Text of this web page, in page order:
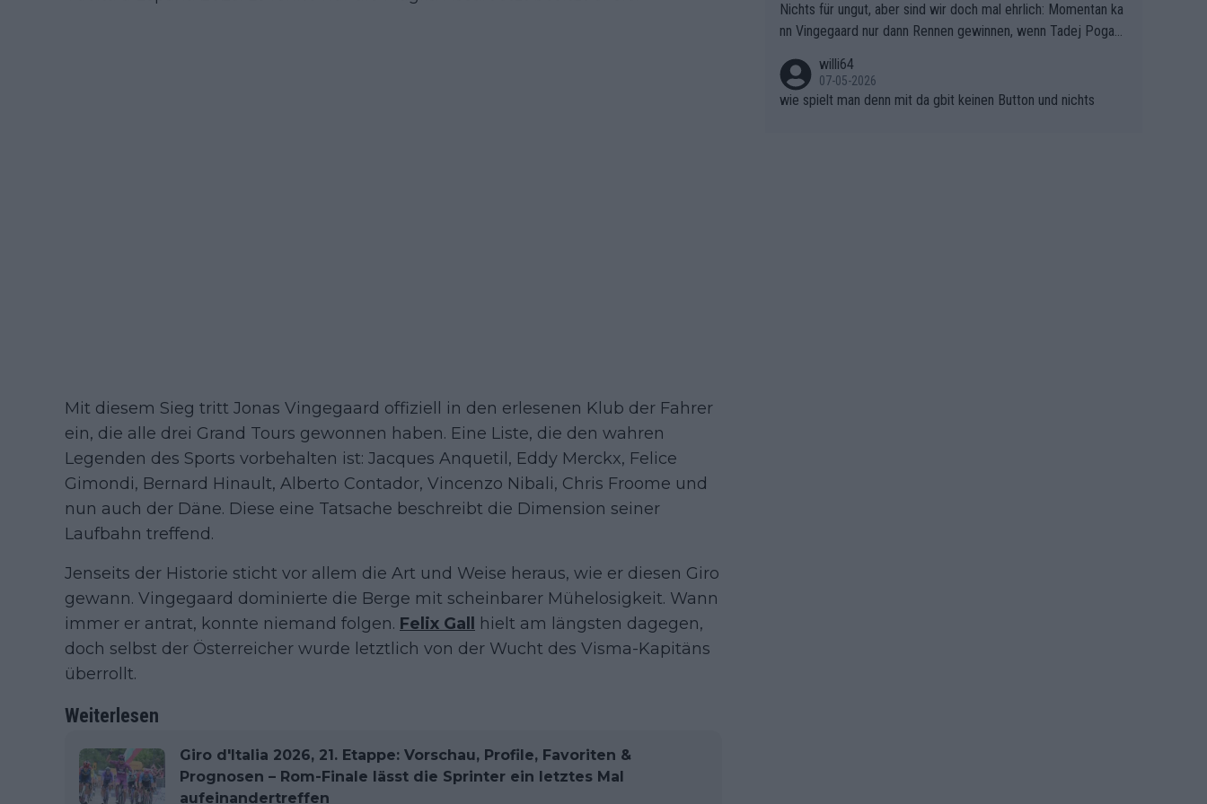
Mit diesem Sieg tritt Jonas Vingegaard offiziell in den erlesenen Klub der Fahrer
ein, die alle drei Grand Tours gewonnen haben. Eine Liste, die den wahren
Legenden des Sports vorbehalten ist: Jacques Anquetil, Eddy Merckx, Felice
Gimondi, Bernard Hinault, Alberto Contador, Vincenzo Nibali, Chris Froome und
nun auch der Däne. Diese eine Tatsache beschreibt die Dimension seiner
Laufbahn treffend.
Jenseits der Historie sticht vor allem die Art und Weise heraus, wie er diesen Giro
gewann. Vingegaard dominierte die Berge mit scheinbarer Mühelosigkeit. Wann
immer er antrat, konnte niemand folgen. Felix Gall
hielt am längsten dagegen,
doch selbst der Österreicher wurde letztlich von der Wucht des Visma-Kapitäns
überrollt.
Weiterlesen
Giro d'Italia 2026, 21. Etappe: Vorschau, Profile, Favoriten &
Prognosen – Rom-Finale lässt die Sprinter ein letztes Mal
aufeinandertreffen
große Finale Richtung Nizza. Niewiadoma hat psychologisch O
berwasser, aber SD Worx und Vollering müssen jetzt All-In ge
hen. (gregmann)
Nichts für ungut, aber sind wir doch mal ehrlich: Momentan ka
nn Vingegaard nur dann Rennen gewinnen, wenn Tadej Pogaca
willi64
07-05-2026
wie spielt man denn mit da gbit keinen Button und nichts